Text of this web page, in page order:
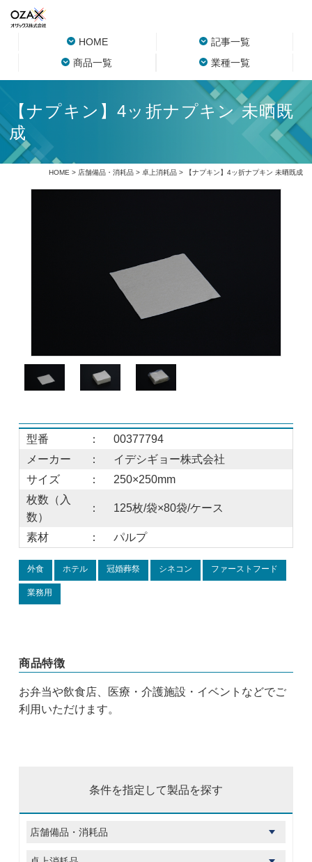
HOME
記事一覧
商品一覧
業種一覧
【ナプキン】4ッ折ナプキン 未晒既
成
HOME > 店舗備品・消耗品> 卓上消耗品> 【ナプキン】4ッ折ナプキン 未晒既成
型番 ：
00377794
メーカー
：
イデシギョー株式会社
サイズ
：
250×250mm
枚数（入
数）
： 125枚/袋×80袋/ケース
素材 ： パルプ
外食 ホテル 冠婚葬祭 シネコン ファーストフード
業務用
商品特徴
お弁当や飲食店、医療・介護施設・イベントなどでご
利用いただけます。
条件を指定して製品を探す